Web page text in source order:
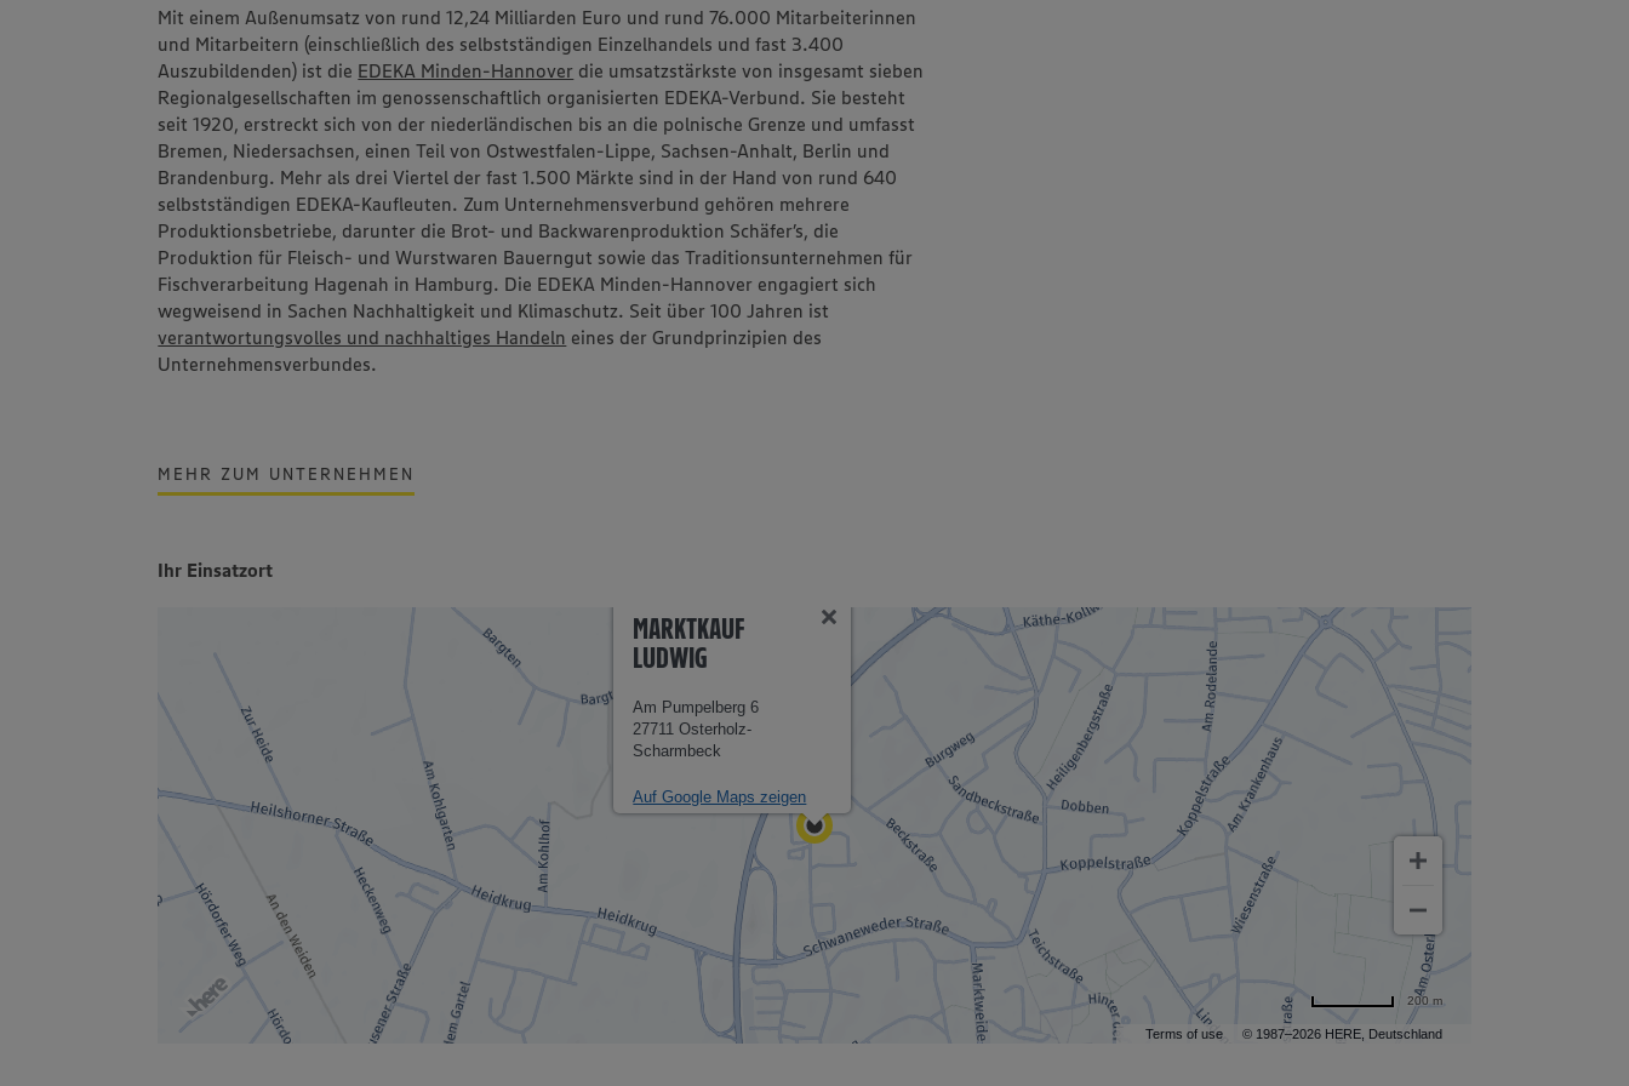
Mit einem Außenumsatz von rund 12,24 Milliarden Euro und rund 76.000 Mitarbeiterinnen
und Mitarbeitern (einschließlich des selbstständigen Einzelhandels und fast 3.400
Auszubildenden) ist die EDEKA Minden-Hannover die umsatzstärkste von insgesamt sieben
Regionalgesellschaften im genossenschaftlich organisierten EDEKA-Verbund. Sie besteht
seit 1920, erstreckt sich von der niederländischen bis an die polnische Grenze und umfasst
Bremen, Niedersachsen, einen Teil von Ostwestfalen-Lippe, Sachsen-Anhalt, Berlin und
Brandenburg. Mehr als drei Viertel der fast 1.500 Märkte sind in der Hand von rund 640
selbstständigen EDEKA-Kaufleuten. Zum Unternehmensverbund gehören mehrere
Produktionsbetriebe, darunter die Brot- und Backwarenproduktion Schäfer’s, die
Produktion für Fleisch- und Wurstwaren Bauerngut sowie das Traditionsunternehmen für
Fischverarbeitung Hagenah in Hamburg. Die EDEKA Minden-Hannover engagiert sich
wegweisend in Sachen Nachhaltigkeit und Klimaschutz. Seit über 100 Jahren ist
verantwortungsvolles und nachhaltiges Handeln eines der Grundprinzipien des
Unternehmensverbundes.
MEHR ZUM UNTERNEHMEN
Ihr Einsatzort
Terms of use © 1987–2026 HERE, Deutschland
MARKTKAUF
LUDWIG
Am Pumpelberg 6
27711 Osterholz-
Scharmbeck
Auf Google Maps zeigen
200 m